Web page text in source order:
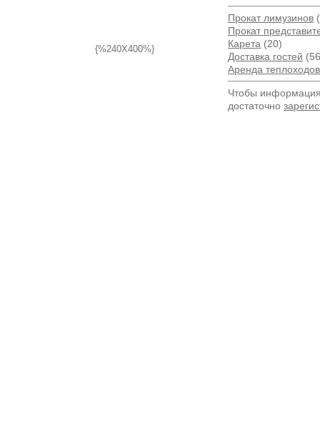
{%240X400%}
Прокат лимузинов
Прокат
Карета (20)
Доставка гостей
Аренда
Чтобы
достаточно